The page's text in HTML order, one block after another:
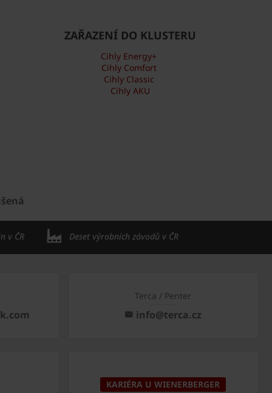
ZAŘAZENÍ DO KLUSTERU
Cihly Energy+
Cihly Comfort
Cihly Classic
Cihly AKU
v ČR Deset výrobních závodů v ČR
Terca / Penter
info@terca.cz
KARIÉRA U WIENERBERGER